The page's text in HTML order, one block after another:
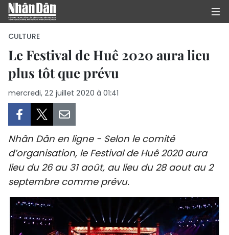
PAGE D'ACCUEIL
POLITIQUE
SOCIÉTÉ
CULTURE
ENVIRONNEMENT
CULTURE
Le Festival de Huê 2020 aura lieu
plus tôt que prévu
mercredi, 22 juillet 2020 à 01:41
Nhân Dân en ligne - Selon le comité
d’organisation, le Festival de Huê 2020 aura
lieu du 26 au 31 août, au lieu du 28 aout au 2
septembre comme prévu.